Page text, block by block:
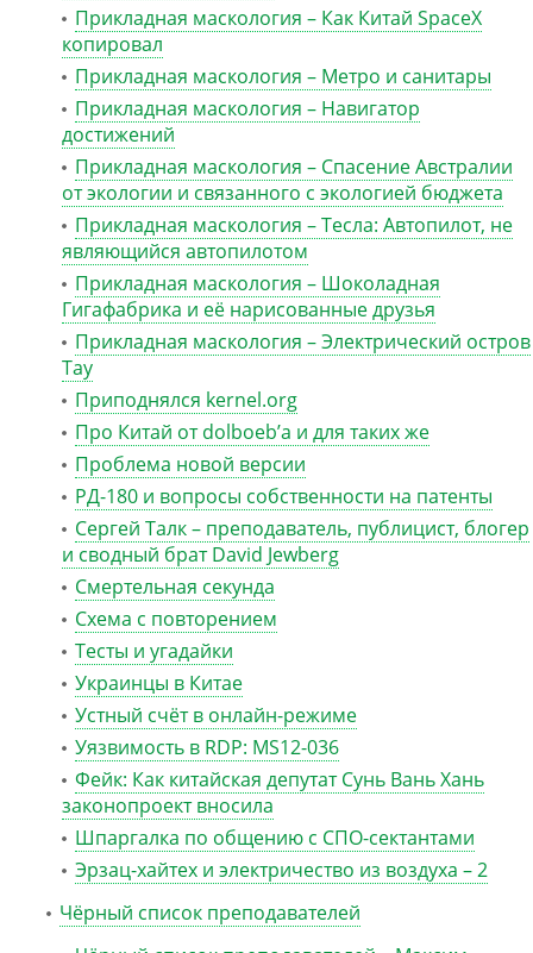
Прикладная маскология – Как Китай SpaceX
копировал
Прикладная маскология – Метро и санитары
Прикладная маскология – Навигатор
достижений
Прикладная маскология – Спасение Австралии
от экологии и связанного с экологией бюджета
Прикладная маскология – Тесла: Автопилот, не
являющийся автопилотом
Прикладная маскология – Шоколадная
Гигафабрика и её нарисованные друзья
Прикладная маскология – Электрический остров
Тау
Приподнялся kernel.org
Про Китай от dolboeb’а и для таких же
Проблема новой версии
РД-180 и вопросы собственности на патенты
Сергей Талк – преподаватель, публицист, блогер
и сводный брат David Jewberg
Смертельная секунда
Схема с повторением
Тесты и угадайки
Украинцы в Китае
Устный счёт в онлайн-режиме
Уязвимость в RDP: MS12-036
Фейк: Как китайская депутат Сунь Вань Хань
законопроект вносила
Шпаргалка по общению с СПО-сектантами
Эрзац-хайтех и электричество из воздуха – 2
Чёрный список преподавателей